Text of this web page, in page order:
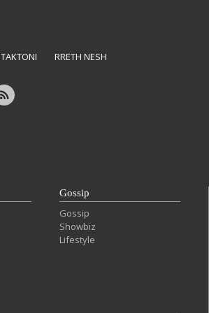
RRETH NESH
Gossip
Gossip
Showbiz
Lifestyle